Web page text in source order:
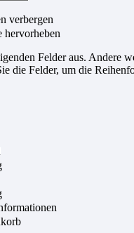
verbergen
hervorheben
Felder aus. Andere
die Felder, um die